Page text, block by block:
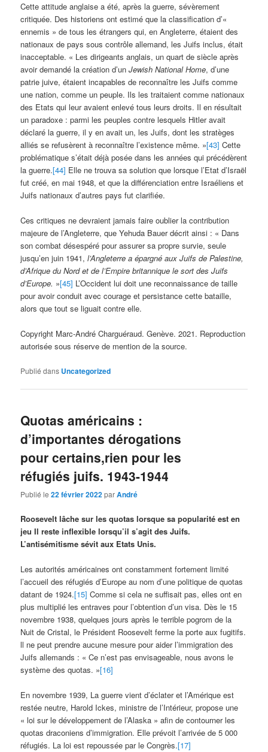
Cette attitude anglaise a été, après la guerre, sévèrement
critiquée. Des historiens ont estimé que la classification d’«
ennemis » de tous les étrangers qui, en Angleterre, étaient des
nationaux de pays sous contrôle allemand, les Juifs inclus, était
inacceptable. « Les dirigeants anglais, un quart de siècle après
avoir demandé la création d’unJewish National Home, d’une
patrie juive, étaient incapables de reconnaître les Juifs comme
une nation, comme un peuple. Ils les traitaient comme nationaux
des Etats qui leur avaient enlevé tous leurs droits. Il en résultait
un paradoxe : parmi les peuples contre lesquels Hitler avait
déclaré la guerre, il y en avait un, les Juifs, dont les stratèges
alliés se refusèrent à reconnaître l’existence même. »[43] Cette
problématique s’était déjà posée dans les années qui précédèrent
la guerre.[44] Elle ne trouva sa solution que lorsque l’Etat d’Israël
fut créé, en mai 1948, et que la différenciation entre Israéliens et
Juifs nationaux d’autres pays fut clarifiée.
Ces critiques ne devraient jamais faire oublier la contribution
majeure de l’Angleterre, que Yehuda Bauer décrit ainsi : « Dans
son combat désespéré pour assurer sa propre survie, seule
jusqu’en juin 1941, l’Angleterre a épargné aux Juifs de Palestine,
d’Afrique du Nord et de l’Empire britannique le sort des Juifs
d’Europe. »[45] L’Occident lui doit une reconnaissance de taille
pour avoir conduit avec courage et persistance cette bataille,
alors que tout se liguait contre elle.
Copyright Marc-André Charguéraud. Genève. 2021. Reproduction
autorisée sous réserve de mention de la source.
Publié dans Uncategorized
Quotas américains :
d’importantes dérogations
pour certains,rien pour les
réfugiés juifs. 1943-1944
Publié le22 février 2022parAndré
Roosevelt lâche sur les quotas lorsque sa popularité est en
jeu Il reste inflexible lorsqu’il s’agit des Juifs.
L’antisémitisme sévit aux Etats Unis.
Les autorités américaines ont constamment fortement limité
l’accueil des réfugiés d’Europe au nom d’une politique de quotas
datant de 1924.[15] Comme si cela ne suffisait pas, elles ont en
plus multiplié les entraves pour l’obtention d’un visa. Dès le 15
novembre 1938, quelques jours après le terrible pogrom de la
Nuit de Cristal, le Président Roosevelt ferme la porte aux fugitifs.
ll ne peut prendre aucune mesure pour aider l’immigration des
Juifs allemands : « Ce n’est pas envisageable, nous avons le
système des quotas. »[16]
En novembre 1939, La guerre vient d’éclater et l’Amérique est
restée neutre, Harold Ickes, ministre de l’Intérieur, propose une
« loi sur le développement de l’Alaska » afin de contourner les
quotas draconiens d’immigration. Elle prévoit l’arrivée de 5 000
réfugiés. La loi est repoussée par le Congrès.[17]